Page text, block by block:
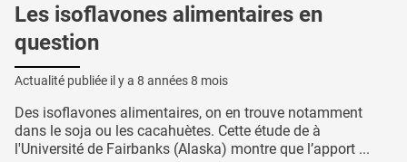
Les isoflavones alimentaires en
question
Actualité publiée il y a 8 années 8 mois
Des isoflavones alimentaires, on en trouve notamment
dans le soja ou les cacahuètes. Cette étude de à
l'Université de Fairbanks (Alaska) montre que l’apport ...